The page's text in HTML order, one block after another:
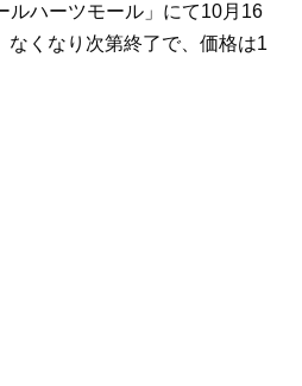
ルハーツモール」にて10月16
なくなり次第終了で、価格は1